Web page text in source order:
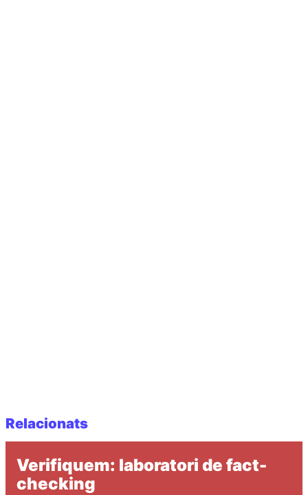
Relacionats
Verifiquem: laboratori de fact-
checking